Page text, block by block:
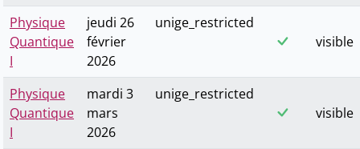
Physique
Quantique
I
jeudi 26
février
2026
unige_restricted
visible
Physique
Quantique
I
mardi 3
mars
2026
unige_restricted
visible